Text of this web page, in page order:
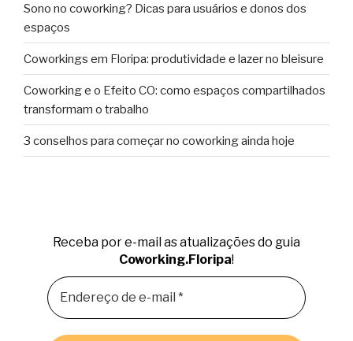
Sono no coworking? Dicas para usuários e donos dos
espaços
Coworkings em Floripa: produtividade e lazer no bleisure
Coworking e o Efeito CO: como espaços compartilhados
transformam o trabalho
3 conselhos para começar no coworking ainda hoje
Receba por e-mail as atualizações do guia
Coworking.Floripa!